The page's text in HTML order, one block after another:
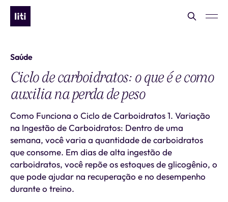
Saúde
Ciclo de carboidratos: o que é e como
auxilia na perda de peso
Como Funciona o Ciclo de Carboidratos 1. Variação
na Ingestão de Carboidratos: Dentro de uma
semana, você varia a quantidade de carboidratos
que consome. Em dias de alta ingestão de
carboidratos, você repõe os estoques de glicogênio, o
que pode ajudar na recuperação e no desempenho
durante o treino.